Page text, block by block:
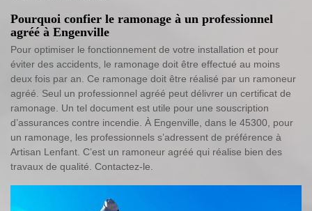
Pourquoi confier le ramonage à un professionnel
agréé à Engenville
Pour optimiser le fonctionnement de votre installation et pour
éviter des accidents, le ramonage doit être effectué au moins
deux fois par an. Ce ramonage doit être réalisé par un ramoneur
agréé. Seul un professionnel agréé peut délivrer un certificat de
ramonage. Un tel document est utile pour une souscription
d’assurances contre incendie. À Engenville, dans le 45300, pour
un ramonage, les professionnels s’adressent de préférence à
Artisan Lenfant. C’est un ramoneur agréé qui réalise bien des
travaux de qualité. Contactez-le.